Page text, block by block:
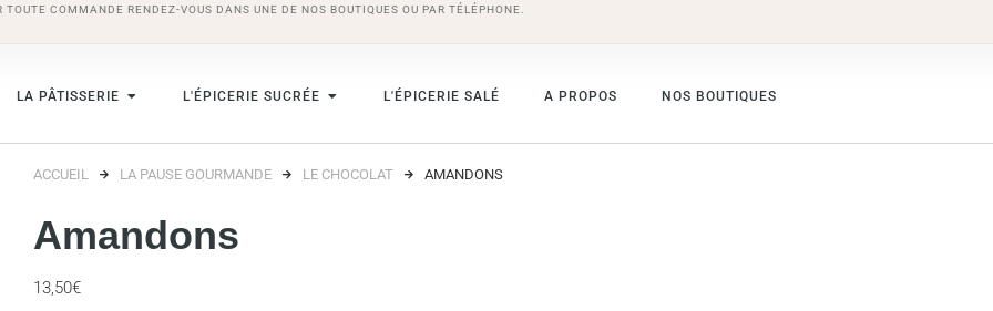
TOUTE COMMANDE RENDEZ-VOUS DANS UNE DE NOS BOUTIQUES OU PAR TÉLÉPHONE.
LA PÂTISSERIE L'ÉPICERIE SUCRÉE L'ÉPICERIE SALÉ A PROPOS NOS BOUTIQUES
ACCUEIL LA PAUSE GOURMANDE LE CHOCOLAT AMANDONS
Amandons
13,50€